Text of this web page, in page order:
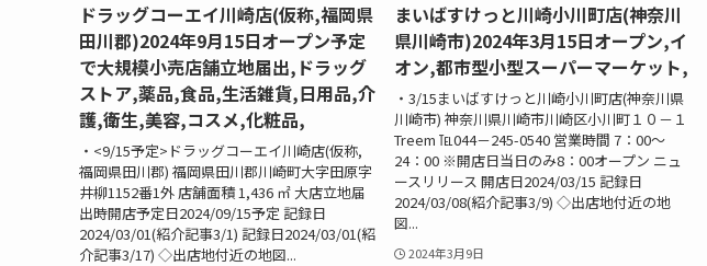
ドラッグコーエイ川崎店(仮称,福岡県
田川郡)2024年9月15日オープン予定
で大規模小売店舗立地届出,ドラッグ
ストア,薬品,食品,生活雑貨,日用品,介
護,衛生,美容,コスメ,化粧品,
・<9/15予定>ドラッグコーエイ川崎店(仮称,
福岡県田川郡) 福岡県田川郡川崎町大字田原字
井柳1152番1外 店舗面積 1,436 ㎡ 大店立地届
出時開店予定日2024/09/15予定 記録日
2024/03/01(紹介記事3/1) 記録日2024/03/01(紹
介記事3/17) ◇出店地付近の地図...
まいばすけっと川崎小川町店(神奈川
県川崎市)2024年3月15日オープン,イ
オン,都市型小型スーパーマーケット,
・3/15まいばすけっと川崎小川町店(神奈川県
川崎市) 神奈川県川崎市川崎区小川町１０－１
Treem ℡044－245-0540 営業時間 7：00～
24：00 ※開店日当日のみ8：00オープン ニュ
ースリリース 開店日2024/03/15 記録日
2024/03/08(紹介記事3/9) ◇出店地付近の地
図...
2024年3月9日